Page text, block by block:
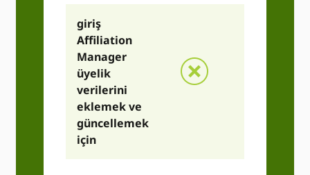
giriş
Affiliation
Manager
üyelik
verilerini
eklemek ve
güncellemek
için